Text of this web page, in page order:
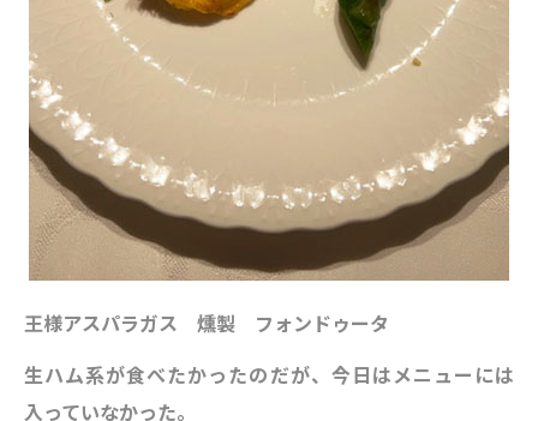
王様アスパラガス 燻製 フォンドゥータ
生ハム系が食べたかったのだが、今日はメニューには
入っていなかった。